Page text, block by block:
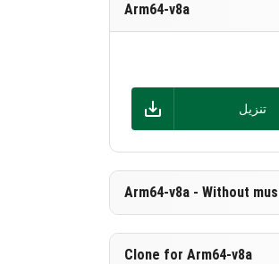
Arm64-v8a
تنزيل
Arm64-v8a - Without
Clone for Arm64-v8a